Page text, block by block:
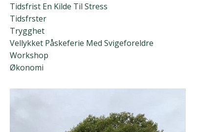
Tidsfrist En Kilde Til Stress
Tidsfrster
Trygghet
Vellykket Påskeferie Med Svigeforeldre
Workshop
Økonomi